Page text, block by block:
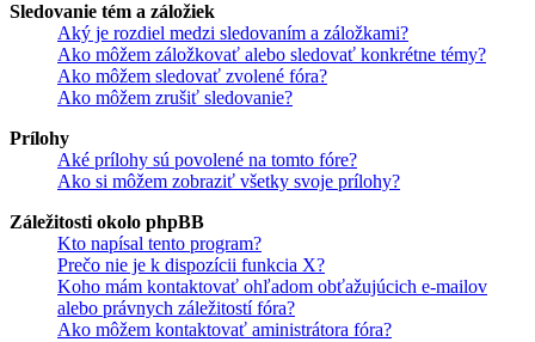
Sledovanie tém a záložiek
Aký je rozdiel medzi sledovaním a záložkami?
Ako môžem záložkovať alebo sledovať konkrétne témy?
Ako môžem sledovať zvolené fóra?
Ako môžem zrušiť sledovanie?
Prílohy
Aké prílohy sú povolené na tomto fóre?
Ako si môžem zobraziť všetky svoje prílohy?
Záležitosti okolo phpBB
Kto napísal tento program?
Prečo nie je k dispozícii funkcia X?
Koho mám kontaktovať ohľadom obťažujúcich e-mailov
alebo právnych záležitostí fóra?
Ako môžem kontaktovať aministrátora fóra?